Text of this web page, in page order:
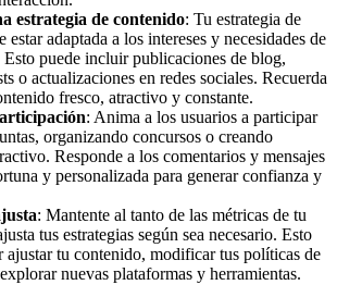
estrategia de contenido: Tu estrategia de
estar adaptada a los intereses y necesidades de
puede incluir publicaciones de blog,
o actualizaciones en redes sociales. Recuerda
fresco, atractivo y constante.
: Anima a los usuarios a participar
organizando concursos o creando
Responde a los comentarios y mensajes
y personalizada para generar confianza y
: Mantente al tanto de las métricas de tu
tus estrategias según sea necesario. Esto
ajustar tu contenido, modificar tus políticas de
nuevas plataformas y herramientas.